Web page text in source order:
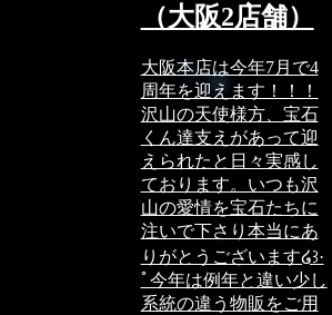
（大阪2店舗）
大阪本店は今年7月で4
周年を迎えます！！！
沢山の天使様方、宝石
くん達支えがあって迎
えられたと日々実感し
ております。いつも沢
山の愛情を宝石たちに
注いで下さり本当にあ
りがとうございます໒꒱·
ﾟ今年は例年と違い少し
系統の違う物販をご用